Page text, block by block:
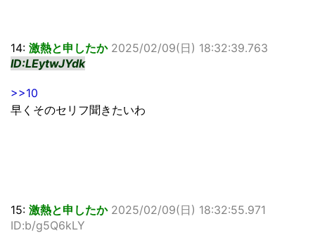
14: 激熱と申したか 2025/02/09(日) 18:32:39.763
ID:LEytwJYdk
>>10
早くそのセリフ聞きたいわ
15: 激熱と申したか 2025/02/09(日) 18:32:55.971
ID:b/g5Q6kLY